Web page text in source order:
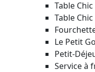
Table
Table
Le Petit
Petit-
Service à